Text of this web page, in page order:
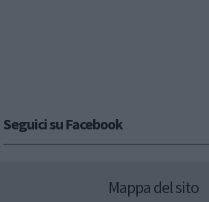
Seguici su Facebook
Mappa del sito